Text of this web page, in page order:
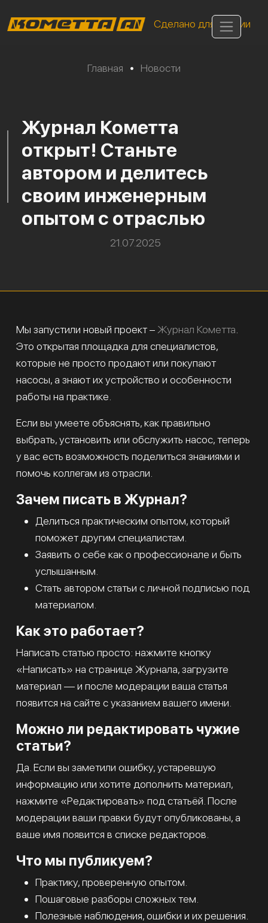
Сделано для России
Главная • Новости
Журнал Кометта
открыт! Станьте
автором и делитесь
своим инженерным
опытом с отраслью
21.07.2025
Мы запустили новый проект – Журнал Кометта
Это открытая площадка для специалистов,
которые не просто продают или покупают
насосы, а знают их устройство и особенности
работы на практике.
Если вы умеете объяснять, как правильно
выбрать, установить или обслужить насос, теперь
у вас есть возможность поделиться знаниями и
помочь коллегам из отрасли.
Зачем писать в Журнал?
Делиться практическим опытом, который
поможет другим специалистам.
Заявить о себе как о профессионале и быть
услышанным.
Стать автором статьи с личной подписью под
материалом.
Как это работает?
Написать статью просто: нажмите кнопку
«Написать» на странице Журнала, загрузите
материал — и после модерации ваша статья
появится на сайте с указанием вашего имени.
Можно ли редактировать чужие
статьи?
Да. Если вы заметили ошибку, устаревшую
информацию или хотите дополнить материал,
нажмите «Редактировать» под статьёй. После
модерации ваши правки будут опубликованы, а
ваше имя появится в списке редакторов.
Что мы публикуем?
Практику, проверенную опытом.
Пошаговые разборы сложных тем.
Полезные наблюдения, ошибки и их решения.